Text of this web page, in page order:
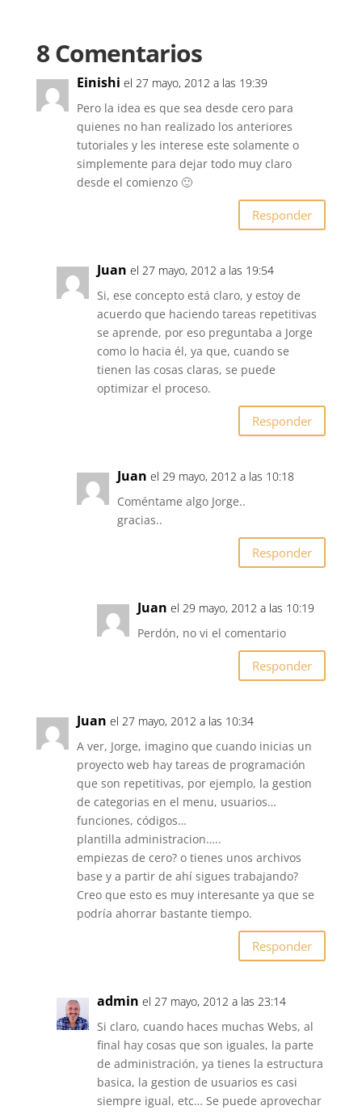
8 Comentarios
Einishi el 27 mayo, 2012 a las 19:39
Pero la idea es que sea desde cero para
quienes no han realizado los anteriores
tutoriales y les interese este solamente o
simplemente para dejar todo muy claro
desde el comienzo 🙂
Responder
Juan el 27 mayo, 2012 a las 19:54
Si, ese concepto está claro, y estoy de
acuerdo que haciendo tareas repetitivas
se aprende, por eso preguntaba a Jorge
como lo hacia él, ya que, cuando se
tienen las cosas claras, se puede
optimizar el proceso.
Responder
Juan el 29 mayo, 2012 a las 10:18
Coméntame algo Jorge..
gracias..
Responder
Juan el 29 mayo, 2012 a las 10:19
Perdón, no vi el comentario
Responder
Juan el 27 mayo, 2012 a las 10:34
A ver, Jorge, imagino que cuando inicias un
proyecto web hay tareas de programación
que son repetitivas, por ejemplo, la gestion
de categorias en el menu, usuarios…
funciones, códigos…
plantilla administracion…..
empiezas de cero? o tienes unos archivos
base y a partir de ahí sigues trabajando?
Creo que esto es muy interesante ya que se
podría ahorrar bastante tiempo.
Responder
admin el 27 mayo, 2012 a las 23:14
Si claro, cuando haces muchas Webs, al
final hay cosas que son iguales, la parte
de administración, ya tienes la estructura
basica, la gestion de usuarios es casi
siempre igual, etc… Se puede aprovechar